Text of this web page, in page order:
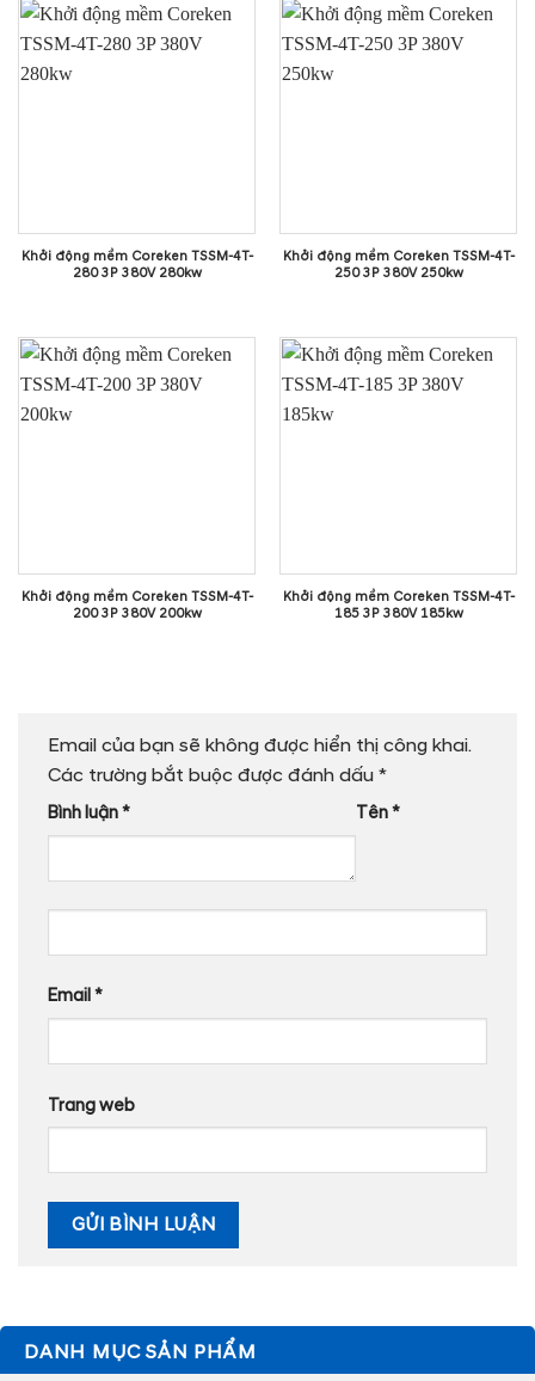
Khởi động mềm Coreken TSSM-4T-
280 3P 380V 280kw
Khởi động mềm Coreken TSSM-4T-
250 3P 380V 250kw
Khởi động mềm Coreken TSSM-4T-
200 3P 380V 200kw
Khởi động mềm Coreken TSSM-4T-
185 3P 380V 185kw
Email của bạn sẽ không được hiển thị công khai.
Các trường bắt buộc được đánh dấu *
Bình luận* Tên*
Email*
Trang web
DANH MỤC SẢN PHẨM